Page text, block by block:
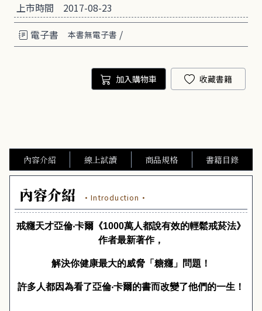
上市時間
2017-08-23
電子書
本書無電子書 /
加入購物車 收藏書籍
內容介紹 線上試讀 商品規格 書籍目錄
內容介紹 ·Introduction·
戒癮天才亞倫‧卡爾《1000萬人都說有效的輕鬆戒菸法》
作者最新著作，
解決你健康最大的威脅「糖癮」問題！
許多人都因為看了亞倫‧卡爾的書而改變了他們的一生！